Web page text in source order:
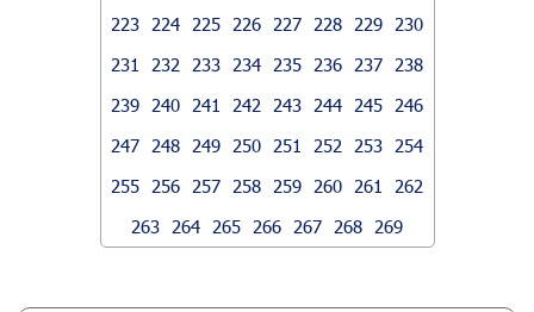
223
224 225 226 227 228 229
230
231
232 233 234 235 236 237
238
239
240 241 242 243 244 245
246
247
248 249 250 251 252 253
254
255
256 257 258 259 260 261
262
263
264 265 266 267 268 269